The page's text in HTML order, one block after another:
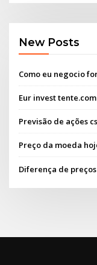
New Posts
Como eu negocio
Eur invest tente.com
Previsão de ações
Preço da moeda
Diferença de